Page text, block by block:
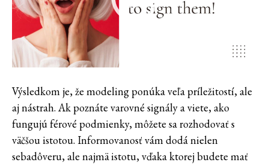
Výsledkom je, že modeling ponúka veľa príležitostí, ale
aj nástrah. Ak poznáte varovné signály a viete, ako
fungujú férové podmienky, môžete sa rozhodovať s
väčšou istotou. Informovanosť vám dodá nielen
sebadôveru, ale najmä istotu, vďaka ktorej budete mať